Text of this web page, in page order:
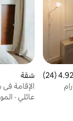
4.92 من 5، 24 مراجعات4.92 (24)
شقة
الإقامة
حمام
عائلي ·